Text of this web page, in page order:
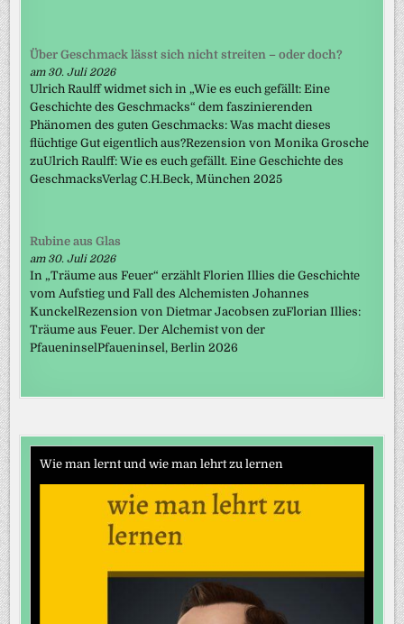
Über Geschmack lässt sich nicht streiten – oder doch?
am 30. Juli 2026
Ulrich Raulff widmet sich in „Wie es euch gefällt: Eine
Geschichte des Geschmacks“ dem faszinierenden
Phänomen des guten Geschmacks: Was macht dieses
flüchtige Gut eigentlich aus?Rezension von Monika Grosche
zuUlrich Raulff: Wie es euch gefällt. Eine Geschichte des
GeschmacksVerlag C.H.Beck, München 2025
Rubine aus Glas
am 30. Juli 2026
In „Träume aus Feuer“ erzählt Florien Illies die Geschichte
vom Aufstieg und Fall des Alchemisten Johannes
KunckelRezension von Dietmar Jacobsen zuFlorian Illies:
Träume aus Feuer. Der Alchemist von der
PfaueninselPfaueninsel, Berlin 2026
Wie man lernt und wie man lehrt zu lernen